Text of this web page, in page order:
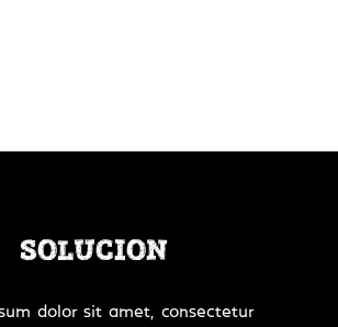
SOLUCIÓN
dolor sit amet, consectetur